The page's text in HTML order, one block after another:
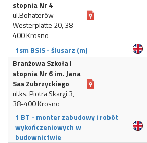
stopnia Nr 4
ul.Bohaterów
Westerplatte 20, 38-
400 Krosno
1sm BSIS - ślusarz (m)
Branżowa Szkoła I
stopnia Nr 6 im. Jana
Sas Zubrzyckiego
ul.ks. Piotra Skargi 3,
38-400 Krosno
1 BT - monter zabudowy i robót
wykończeniowych w
budownictwie